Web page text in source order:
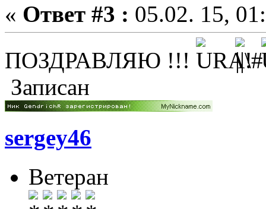
« Ответ #3 : 05.02. 15,
ПОЗДРАВЛЯЮ !!!
Записан
sergey46
Ветеран